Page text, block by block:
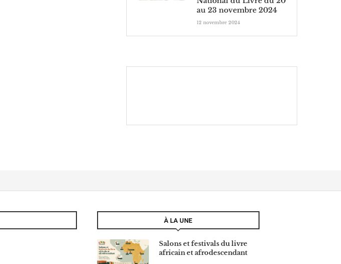
au 23 novembre 2024
12 novembre 2024
À LA UNE
Salons et festivals du livre
africain et afrodescendant